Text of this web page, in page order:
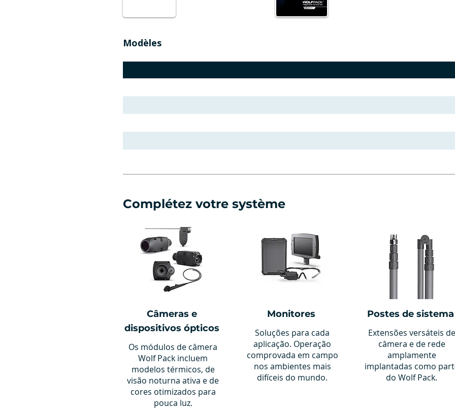
Modèles
Complétez votre système
Câmeras e
dispositivos ópticos
Os módulos de câmera
Wolf Pack incluem
modelos térmicos, de
visão noturna ativa e de
cores otimizados para
pouca luz.
Monitores
Soluções para cada
aplicação. Operação
comprovada em campo
nos ambientes mais
difíceis do mundo.
Postes de sistema
Extensões versáteis de
câmera e de rede
amplamente
implantadas como
do Wolf Pack.